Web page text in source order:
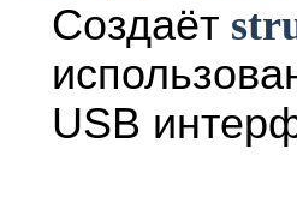
Создаёт
USB